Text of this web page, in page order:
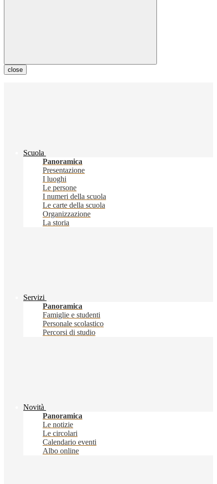
close
Scuola
Panoramica
Presentazione
I luoghi
Le persone
I numeri della scuola
Le carte della scuola
Organizzazione
La storia
Servizi
Panoramica
Famiglie e studenti
Personale scolastico
Percorsi di studio
Novità
Panoramica
Le notizie
Le circolari
Calendario eventi
Albo online